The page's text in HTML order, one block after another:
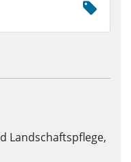
Landschaftspflege,